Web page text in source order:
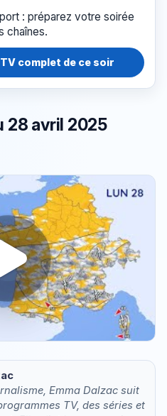
: préparez votre soirée
chaînes.
complet de ce soir
28 avril 2025
Emma Dalzac suit
TV, des séries et